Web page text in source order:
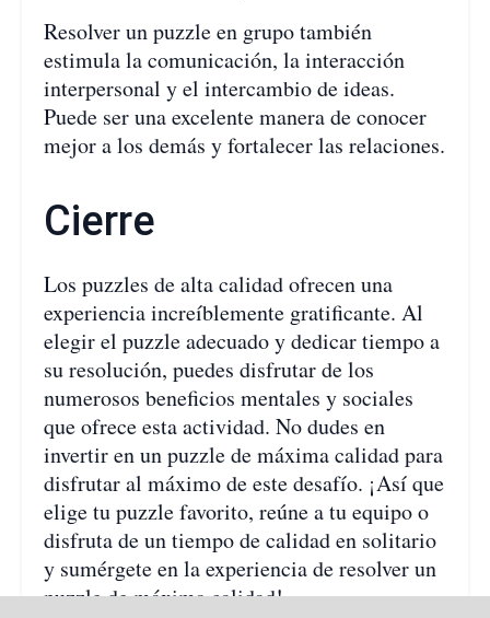
Resolver un puzzle en grupo también
estimula la comunicación, la interacción
interpersonal y el intercambio de ideas.
Puede ser una excelente manera de conocer
mejor a los demás y fortalecer las relaciones.
Cierre
Los puzzles de alta calidad ofrecen una
experiencia increíblemente gratificante. Al
elegir el puzzle adecuado y dedicar tiempo a
su resolución, puedes disfrutar de los
numerosos beneficios mentales y sociales
que ofrece esta actividad. No dudes en
invertir en un puzzle de máxima calidad para
disfrutar al máximo de este desafío. ¡Así que
elige tu puzzle favorito, reúne a tu equipo o
disfruta de un tiempo de calidad en solitario
y sumérgete en la experiencia de resolver un
puzzle de máxima calidad!